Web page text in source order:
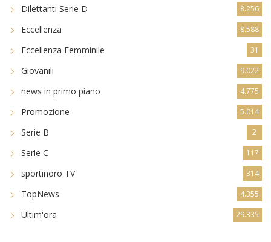
Dilettanti Serie D 8.256
Eccellenza 8.588
Eccellenza Femminile 31
Giovanili 9.022
news in primo piano 4.775
Promozione 5.014
Serie B 2
Serie C 117
sportinoro TV 314
TopNews 4.355
Ultim'ora 29.335